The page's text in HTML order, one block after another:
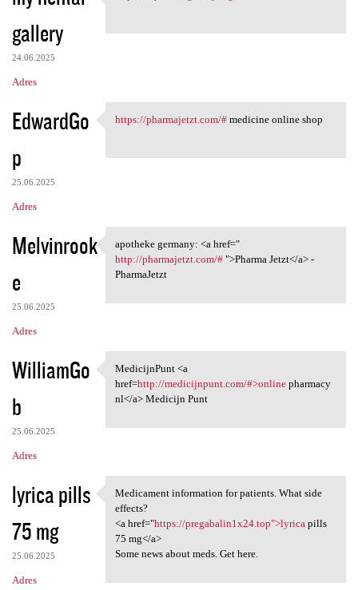
gallery
24.06.2025
Adres
https://myhentaigallery.org/
EdwardGo
p
25.06.2025
Adres
https://pharmajetzt.com/#
https://pharmajetzt.com/#medicine online shop
Melvinrook
e
25.06.2025
Adres
apotheke germany: <a href="
apotheke germany: <a href="
http://pharmajetzt.com/#">Pharma Jetzt</a> -
PharmaJetzt
WilliamGo
b
25.06.2025
Adres
MedicijnPunt <a href=http:/
MedicijnPunt <a
href=http://medicijnpunt.com/#>onlinepharmacy
nl</a> Medicijn Punt
lyrica pills
75 mg
25.06.2025
Adres
Medicament information for
Medicament information for patients. What side
effects?
<a href="https://pregabalin1x24.top">lyrica pills
75 mg</a>
Some news about meds. Get here.